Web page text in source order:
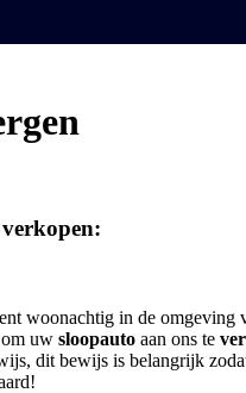
verkopen:
woonachtig in de omgeving
om uw sloopauto aan ons te
dit bewijs is belangrijk